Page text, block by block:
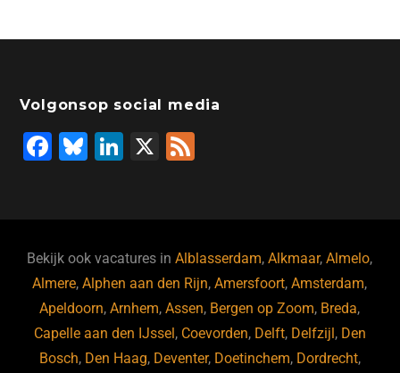
Volgonsop social media
F
b
o
o
k
Bl
ky
Li
dI
n
X
Bekijk ook vacatures inAlblasserdam,Alkmaar,Almelo,
Almere,Alphen aan den Rijn,Amersfoort,Amsterdam,
Apeldoorn,Arnhem,Assen, Bergen op Zoom, Breda,
Capelle aan den IJssel, Coevorden, Delft, Delfzijl, Den
Bosch, Den Haag, Deventer, Doetinchem, Dordrecht,